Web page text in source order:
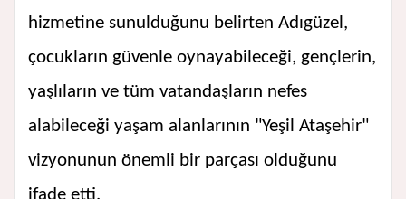
hizmetine sunulduğunu belirten Adıgüzel,
çocukların güvenle oynayabileceği, gençlerin,
yaşlıların ve tüm vatandaşların nefes
alabileceği yaşam alanlarının "Yeşil Ataşehir"
vizyonunun önemli bir parçası olduğunu
ifade etti.